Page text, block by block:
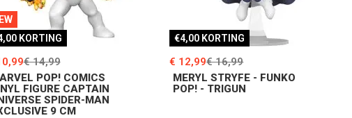
KORTING
POP! COMICS
FIGURE CAPTAIN
SPIDER-MAN
9 CM
€ 14,99
€4,00 KORTING
MERYL STRYFE - FUNKO
POP! - TRIGUN
€ 12,99€ 16,99